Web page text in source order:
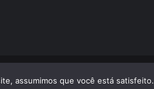
assumimos que você está satisfeito.